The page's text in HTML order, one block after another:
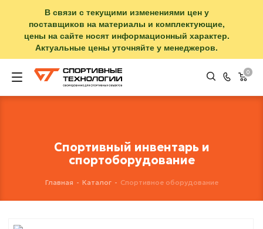
В связи с текущими изменениями цен у
поставщиков на материалы и комплектующие,
цены на сайте носят информационный характер.
Актуальные цены уточняйте у менеджеров.
0
Спортивный инвентарь и
спортоборудование
Главная - Каталог - Спортивное оборудование